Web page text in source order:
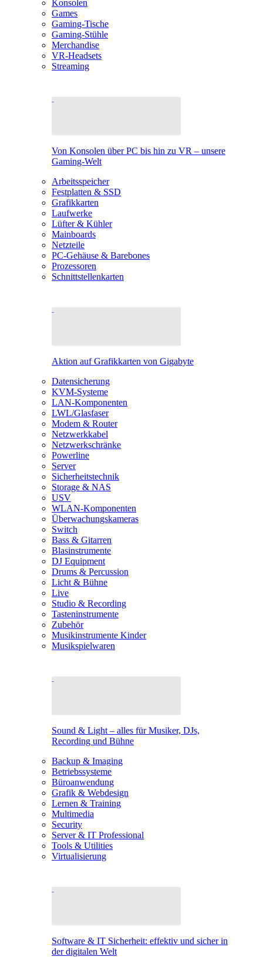
Konsolen
Games
Gaming-Tische
Gaming-Stühle
Merchandise
VR-Headsets
Streaming
Von Konsolen über PC bis hin zu VR – unsere
Gaming-Welt
Arbeitsspeicher
Festplatten & SSD
Grafikkarten
Laufwerke
Lüfter & Kühler
Mainboards
Netzteile
PC-Gehäuse & Barebones
Prozessoren
Schnittstellenkarten
Aktion auf Grafikkarten von Gigabyte
Datensicherung
KVM-Systeme
LAN-Komponenten
LWL/Glasfaser
Modem & Router
Netzwerkkabel
Netzwerkschränke
Powerline
Server
Sicherheitstechnik
Storage & NAS
USV
WLAN-Komponenten
Überwachungskameras
Switch
Bass & Gitarren
Blasinstrumente
DJ Equipment
Drums & Percussion
Licht & Bühne
Live
Studio & Recording
Tasteninstrumente
Zubehör
Musikinstrumente Kinder
Musikspielwaren
Sound & Light – alles für Musiker, DJs,
Recording und Bühne
Backup & Imaging
Betriebssysteme
Büroanwendung
Grafik & Webdesign
Lernen & Training
Multimedia
Security
Server & IT Professional
Tools & Utilities
Virtualisierung
Software & IT Sicherheit: effektiv und sicher in
der digitalen Welt